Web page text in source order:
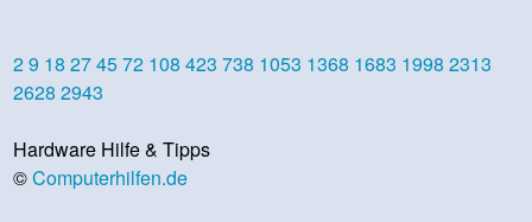
29 18 274572 108 423 738 1053 1368 1683 1998 2313
2628 2943
Hardware Hilfe & Tipps
©Computerhilfen.de